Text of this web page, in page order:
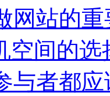
网站的重
空间的选
与者都